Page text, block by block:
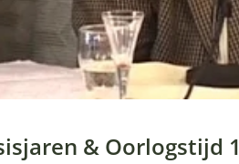
& Oorlogstijd 1